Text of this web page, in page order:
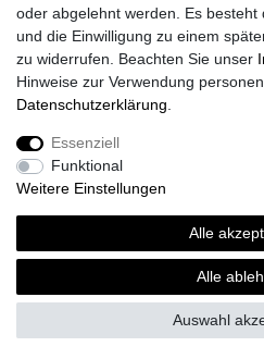
Vorteile
Impressum
Widerrufs­recht
oder abgelehnt werden. Es besteht
und die Einwilligung zu einem
zu widerrufen. Beachten Sie unser
Hinweise zur Verwendung
Daten­schutz­erklärung
Essenziell
Funktional
Weitere Einstellungen
Alle
Alle
Auswahl